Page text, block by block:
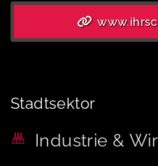
Stadtsektor
Industrie &